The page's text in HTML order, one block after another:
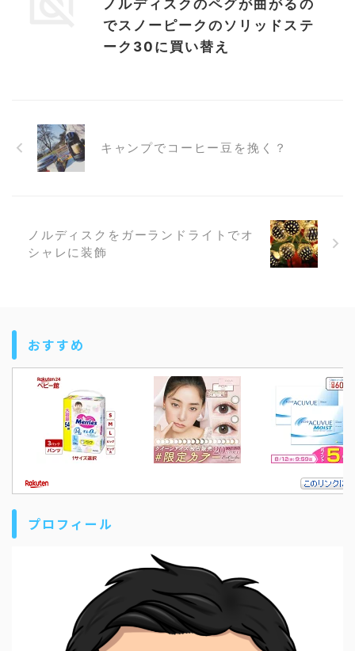
ノルディスクのペグが曲がるの
でスノーピークのソリッドステ
ーク30に買い替え
キャンプでコーヒー豆を挽く？
ノルディスクをガーランドライトでオ
シャレに装飾
おすすめ
プロフィール